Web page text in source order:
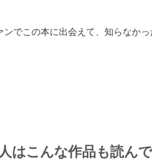
でこの本に出会えて、知らなか
はこんな作品も読ん